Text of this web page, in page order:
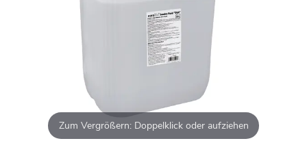
Zum Vergrößern: Doppelklick oder aufziehen